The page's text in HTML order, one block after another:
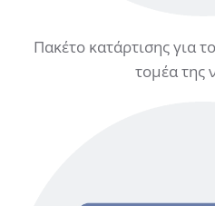
Πακέτο κατάρτισης για
τομέα της